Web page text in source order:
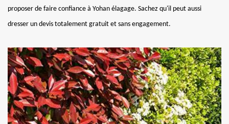
proposer de faire confiance à Yohan élagage. Sachez qu'il peut aussi
dresser un devis totalement gratuit et sans engagement.